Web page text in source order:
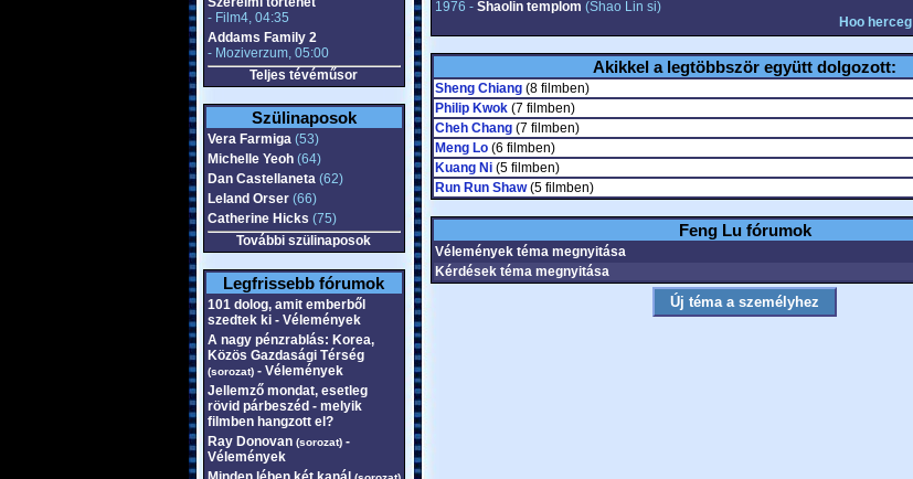
- Film4, 04:35
Addams Family 2
- Moziverzum, 05:00
Teljes tévéműsor
Szülinaposok
Vera Farmiga(53)
Michelle Yeoh(64)
Dan Castellaneta(62)
Leland Orser(66)
Catherine Hicks (75)
További szülinaposok
Legfrissebb fórumok
101 dolog, amit emberből
szedtek ki - Vélemények
A nagy pénzrablás: Korea,
Közös Gazdasági Térség
(sorozat)- Vélemények
Jellemző mondat, esetleg
rövid párbeszéd - melyik
filmben hangzott el?
Ray Donovan (sorozat)-
Vélemények
1976 - Shaolin templom (Shao Lin si)
Hoo herceg
Akikkel a legtöbbször együtt dolgozott:
Sheng Chiang(8 filmben)
Philip Kwok(7 filmben)
Cheh Chang(7 filmben)
Meng Lo(6 filmben)
Kuang Ni(5 filmben)
Run Run Shaw(5 filmben)
Feng Lu fórumok
Vélemények téma megnyitása
Kérdések téma megnyitása